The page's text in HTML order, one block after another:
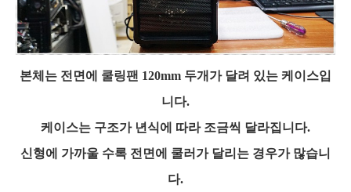
본체는 전면에 쿨링팬 120mm 두개가 달려 있는 케이스입
니다.
케이스는 구조가 년식에 따라 조금씩 달라집니다.
신형에 가까울 수록 전면에 쿨러가 달리는 경우가 많습니
다.